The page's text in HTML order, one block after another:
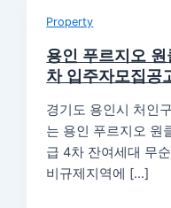
Property
용인 푸르지오
차 입주자모집공
경기도 용인시 처인
는 용인 푸르지오 원
급 4차 잔여세대 무
비규제지역에 […]